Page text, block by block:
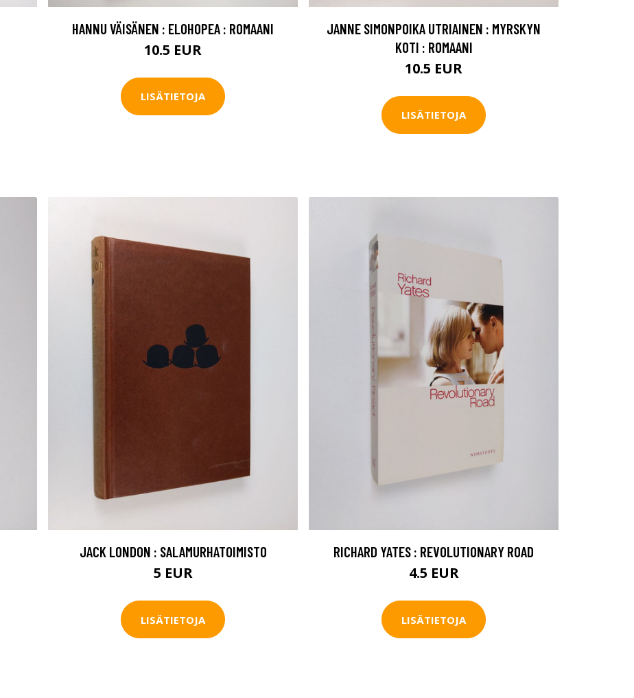
HANNU VÄISÄNEN : ELOHOPEA : ROMAANI
10.5 EUR
LISÄTIETOJA
JANNE SIMONPOIKA UTRIAINEN : MYRSKYN
KOTI : ROMAANI
10.5 EUR
LISÄTIETOJA
JACK LONDON : SALAMURHATOIMISTO
5 EUR
LISÄTIETOJA
RICHARD YATES : REVOLUTIONARY ROAD
4.5 EUR
LISÄTIETOJA